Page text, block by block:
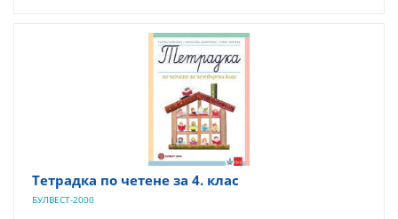
Тетрадка по четене за 4. клас
БУЛВЕСТ-2000